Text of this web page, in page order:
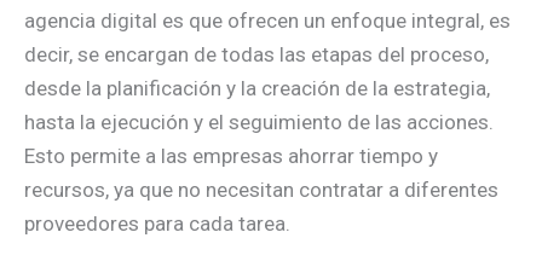
agencia digital es que ofrecen un enfoque integral, es
decir, se encargan de todas las etapas del proceso,
desde la planificación y la creación de la estrategia,
hasta la ejecución y el seguimiento de las acciones.
Esto permite a las empresas ahorrar tiempo y
recursos, ya que no necesitan contratar a diferentes
proveedores para cada tarea.